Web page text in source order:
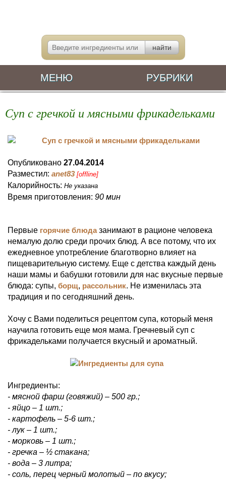
МЕНЮ РУБРИКИ
Суп с гречкой и мясными фрикадельками
Опубликовано 27.04.2014
Разместил: anet83 [offline]
Калорийность: Не указана
Время приготовления: 90 мин
Первые горячие блюдазанимают в рационе человека
немалую долю среди прочих блюд. А все потому, что их
ежедневное употребление благотворно влияет на
пищеварительную систему. Еще с детства каждый день
наши мамы и бабушки готовили для нас вкусные первые
блюда: супы, борщ, рассольник. Не изменилась эта
традиция и по сегодняшний день.
Хочу с Вами поделиться рецептом супа, который меня
научила готовить еще моя мама. Гречневый суп с
фрикадельками получается вкусный и ароматный.
Ингредиенты:
- мясной фарш (говяжий) – 500 гр.;
- яйцо – 1 шт.;
- картофель – 5-6 шт.;
- лук – 1 шт.;
- морковь – 1 шт.;
- гречка – ½ стакана;
- вода – 3 литра;
- соль, перец черный молотый – по вкусу;